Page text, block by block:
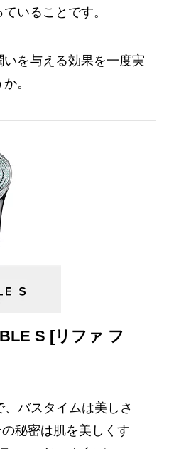
いることです。
を与える効果を一度実
。
S [リファ フ
バスタイムは美しさ
秘密は肌を美しくす